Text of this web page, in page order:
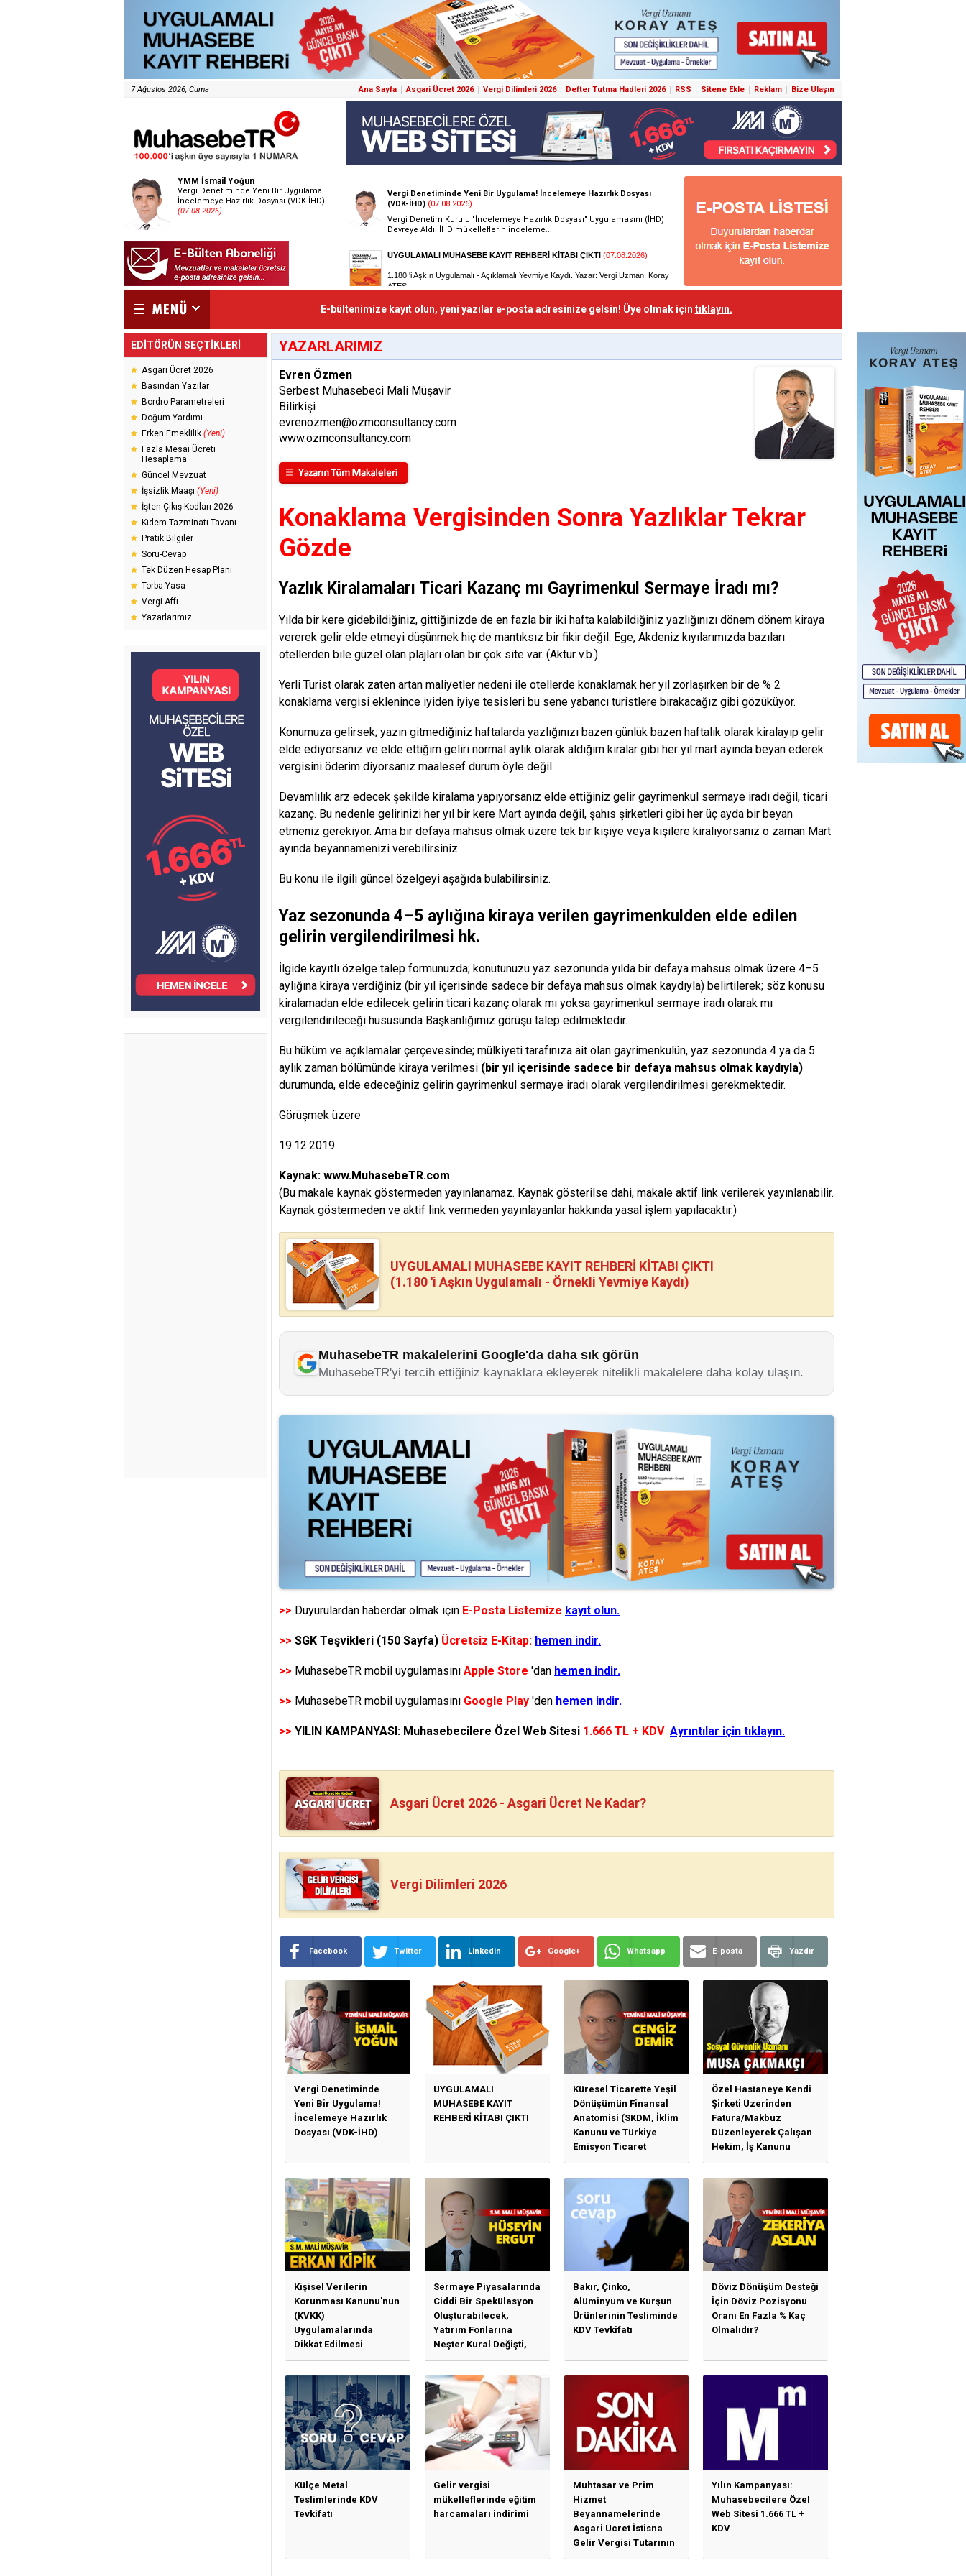
7 Ağustos 2026, Cuma Ana Sayfa Asgari Ücret 2026 Vergi Dilimleri 2026 Defter Tutma Hadleri 2026 RSS Sitene Ekle Reklam Bize Ulaşın
YMM İsmail Yoğun
Vergi Denetiminde Yeni Bir Uygulama!
İncelemeye Hazırlık Dosyası (VDK-İHD)
(07.08.2026)
E-bültenimize kayıt olun, yeni yazılar e-posta adresinize gelsin! Üye olmak için tıklayın.
EDİTÖRÜN SEÇTİKLERİ
Asgari Ücret 2026
Basından Yazılar
Bordro Parametreleri
Doğum Yardımı
Erken Emeklilik (Yeni)
Fazla Mesai Ücreti
Hesaplama
Güncel Mevzuat
İşsizlik Maaşı (Yeni)
İşten Çıkış Kodları 2026
Kıdem Tazminatı Tavanı
Pratik Bilgiler
Soru-Cevap
Tek Düzen Hesap Planı
Torba Yasa
Vergi Affı
Yazarlarımız
YAZARLARIMIZ
Evren Özmen
Serbest Muhasebeci Mali Müşavir
Bilirkişi
evrenozmen@ozmconsultancy.com
www.ozmconsultancy.com
Konaklama Vergisinden Sonra Yazlıklar Tekrar
Gözde
Yazlık Kiralamaları Ticari Kazanç mı Gayrimenkul Sermaye İradı mı?
Yılda bir kere gidebildiğiniz, gittiğinizde de en fazla bir iki hafta kalabildiğiniz yazlığınızı dönem dönem kiraya
vererek gelir elde etmeyi düşünmek hiç de mantıksız bir fikir değil. Ege, Akdeniz kıyılarımızda bazıları
otellerden bile güzel olan plajları olan bir çok site var. (Aktur v.b.)
Yerli Turist olarak zaten artan maliyetler nedeni ile otellerde konaklamak her yıl zorlaşırken bir de % 2
konaklama vergisi eklenince iyiden iyiye tesisleri bu sene yabancı turistlere bırakacağız gibi gözüküyor.
Konumuza gelirsek; yazın gitmediğiniz haftalarda yazlığınızı bazen günlük bazen haftalık olarak kiralayıp gelir
elde ediyorsanız ve elde ettiğim geliri normal aylık olarak aldığım kiralar gibi her yıl mart ayında beyan ederek
vergisini öderim diyorsanız maalesef durum öyle değil.
Devamlılık arz edecek şekilde kiralama yapıyorsanız elde ettiğiniz gelir gayrimenkul sermaye iradı değil, ticari
kazanç. Bu nedenle gelirinizi her yıl bir kere Mart ayında değil, şahıs şirketleri gibi her üç ayda bir beyan
etmeniz gerekiyor. Ama bir defaya mahsus olmak üzere tek bir kişiye veya kişilere kiralıyorsanız o zaman Mart
ayında beyannamenizi verebilirsiniz.
Bu konu ile ilgili güncel özelgeyi aşağıda bulabilirsiniz.
Yaz sezonunda 4–5 aylığına kiraya verilen gayrimenkulden elde edilen
gelirin vergilendirilmesi hk.
İlgide kayıtlı özelge talep formunuzda; konutunuzu yaz sezonunda yılda bir defaya mahsus olmak üzere 4–5
aylığına kiraya verdiğiniz (bir yıl içerisinde sadece bir defaya mahsus olmak kaydıyla) belirtilerek; söz konusu
kiralamadan elde edilecek gelirin ticari kazanç olarak mı yoksa gayrimenkul sermaye iradı olarak mı
vergilendirileceği hususunda Başkanlığımız görüşü talep edilmektedir.
Bu hüküm ve açıklamalar çerçevesinde; mülkiyeti tarafınıza ait olan gayrimenkulün, yaz sezonunda 4 ya da 5
aylık zaman bölümünde kiraya verilmesi (bir yıl içerisinde sadece bir defaya mahsus olmak kaydıyla)
durumunda, elde edeceğiniz gelirin gayrimenkul sermaye iradı olarak vergilendirilmesi gerekmektedir.
Görüşmek üzere
19.12.2019
Kaynak: www.MuhasebeTR.com
(Bu makale kaynak göstermeden yayınlanamaz. Kaynak gösterilse dahi, makale aktif link verilerek yayınlanabilir.
Kaynak göstermeden ve aktif link vermeden yayınlayanlar hakkında yasal işlem yapılacaktır.)
UYGULAMALI MUHASEBE KAYIT REHBERİ KİTABI ÇIKTI
(1.180 'i Aşkın Uygulamalı - Örnekli Yevmiye Kaydı)
MuhasebeTR makalelerini Google'da daha sık görün
MuhasebeTR'yi tercih ettiğiniz kaynaklara ekleyerek nitelikli makalelere daha kolay ulaşın.
>> Duyurulardan haberdar olmak için E-Posta Listemize kayıt olun.
>> SGK Teşvikleri (150 Sayfa) Ücretsiz E-Kitap: hemen indir.
>> MuhasebeTR mobil uygulamasını Apple Store 'dan hemen indir.
>> MuhasebeTR mobil uygulamasını Google Play 'den hemen indir.
>> YILIN KAMPANYASI: Muhasebecilere Özel Web Sitesi 1.666 TL + KDV Ayrıntılar için tıklayın.
Asgari Ücret 2026 - Asgari Ücret Ne Kadar?
Vergi Dilimleri 2026
Facebook Twitter Linkedin Google+ Whatsapp E-posta Yazdır
Vergi Denetiminde
Yeni Bir Uygulama!
İncelemeye Hazırlık
Dosyası (VDK-İHD)
UYGULAMALI
MUHASEBE KAYIT
REHBERİ KİTABI ÇIKTI
Küresel Ticarette Yeşil
Dönüşümün Finansal
Anatomisi (SKDM, İklim
Kanunu ve Türkiye
Emisyon Ticaret
Sistemi (TR-ETS)
Özel Hastaneye Kendi
Şirketi Üzerinden
Fatura/Makbuz
Düzenleyerek Çalışan
Hekim, İş Kanunu
Hükümlerinden
Kişisel Verilerin
Korunması Kanunu'nun
(KVKK)
Uygulamalarında
Dikkat Edilmesi
Gereken Özet Başlıklar
Sermaye Piyasalarında
Ciddi Bir Spekülasyon
Oluşturabilecek,
Yatırım Fonlarına
Neşter Kural Değişti,
SPK’dan Kritik Hamle
Haberlerine Sermaye
Piyasası Kurulundan
Yalanlama Ve Yerinde
Bir Açıklama Geldi
Bakır, Çinko,
Alüminyum ve Kurşun
Ürünlerinin Tesliminde
KDV Tevkifatı
Döviz Dönüşüm Desteği
İçin Döviz Pozisyonu
Oranı En Fazla % Kaç
Olmalıdır?
Külçe Metal
Teslimlerinde KDV
Tevkifatı
Gelir vergisi
mükelleflerinde eğitim
harcamaları indirimi
Muhtasar ve Prim
Hizmet
Beyannamelerinde
Asgari Ücret İstisna
Gelir Vergisi Tutarının
Güncellenmesine
Yılın Kampanyası:
Muhasebecilere Özel
Web Sitesi 1.666 TL +
KDV